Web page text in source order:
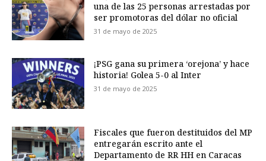
una de las 25 personas arrestadas por
ser promotoras del dólar no oficial
31 de mayo de 2025
¡PSG gana su primera ‘orejona’ y hace
historia! Golea 5-0 al Inter
31 de mayo de 2025
Fiscales que fueron destituidos del MP
entregarán escrito ante el
Departamento de RR HH en Caracas